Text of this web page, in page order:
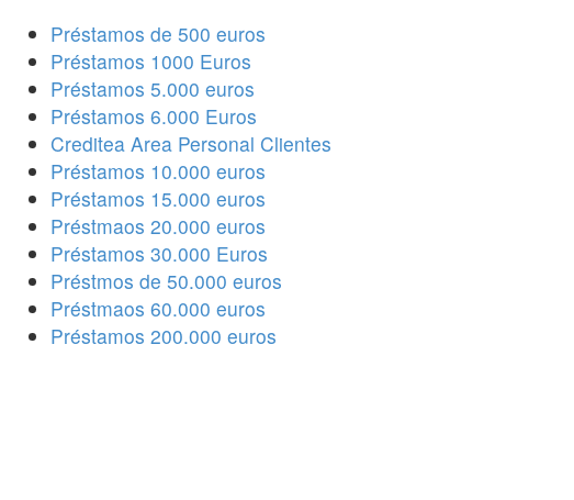
Préstamos de 500 euros
Préstamos 1000 Euros
Préstamos 5.000 euros
Préstamos 6.000 Euros
Creditea Area Personal Clientes
Préstamos 10.000 euros
Préstamos 15.000 euros
Préstmaos 20.000 euros
Préstamos 30.000 Euros
Préstmos de 50.000 euros
Préstmaos 60.000 euros
Préstamos 200.000 euros